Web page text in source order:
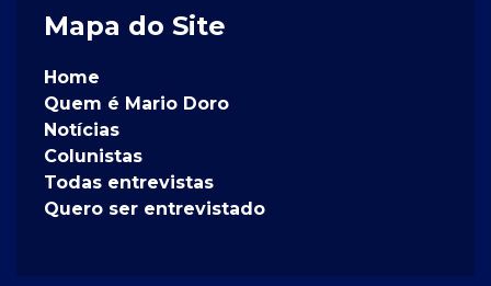
Mapa do Site
Home
Quem é Mario Doro
Notícias
Colunistas
Todas entrevistas
Quero ser entrevistado